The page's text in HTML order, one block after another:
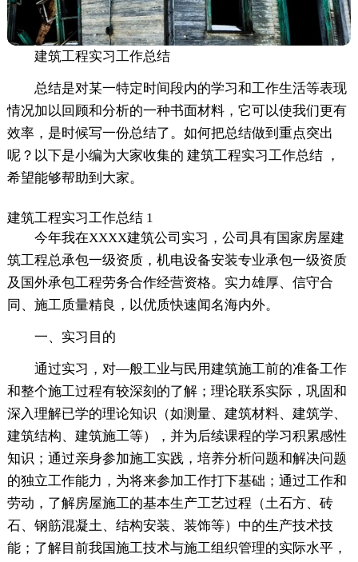
建筑工程实习工作总结
总结是对某一特定时间段内的学习和工作生活等表现
情况加以回顾和分析的一种书面材料，它可以使我们更有
效率，是时候写一份总结了。如何把总结做到重点突出
呢？以下是小编为大家收集的 建筑工程实习工作总结 ，
希望能够帮助到大家。
建筑工程实习工作总结 1
今年我在XXXX建筑公司实习，公司具有国家房屋建
筑工程总承包一级资质，机电设备安装专业承包一级资质
及国外承包工程劳务合作经营资格。实力雄厚、信守合
同、施工质量精良，以优质快速闻名海内外。
一、实习目的
通过实习，对—般工业与民用建筑施工前的准备工作
和整个施工过程有较深刻的了解；理论联系实际，巩固和
深入理解已学的理论知识（如测量、建筑材料、建筑学、
建筑结构、建筑施工等），并为后续课程的学习积累感性
知识；通过亲身参加施工实践，培养分析问题和解决问题
的独立工作能力，为将来参加工作打下基础；通过工作和
劳动，了解房屋施工的基本生产工艺过程（土石方、砖
石、钢筋混凝土、结构安装、装饰等）中的生产技术技
能；了解目前我国施工技术与施工组织管理的实际水平，